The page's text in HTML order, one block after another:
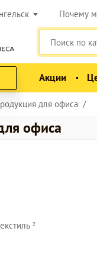
Почему
Акции
для офиса
офиса
2